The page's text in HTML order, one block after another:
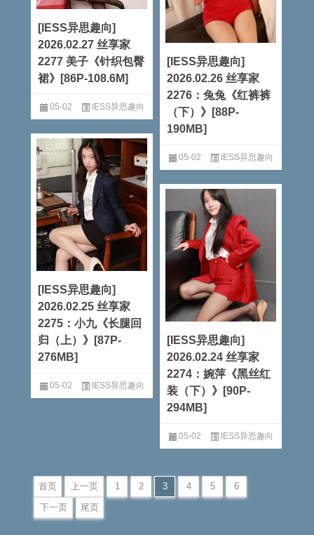
[IESS异思趣向]
2026.02.27 丝享家
2277 美子《针织包臀
裙》[86P-108.6M]
05-02 IESS异思趣向
阅读全文
[IESS异思趣向]
2026.02.26 丝享家
2276：兔兔《红裤裤
（下）》[88P-
190MB]
05-02 IESS异思趣向
阅读全文
[IESS异思趣向]
2026.02.25 丝享家
2275：小九《长腿回
归（上）》[87P-
276MB]
05-02 IESS异思趣向
[IESS异思趣向]
2026.02.24 丝享家
2274：婉萍《黑丝红
装（下）》[90P-
294MB]
05-02 IESS异思趣向
首页 上一页 1 2 3 4 5
6
下一页
尾页